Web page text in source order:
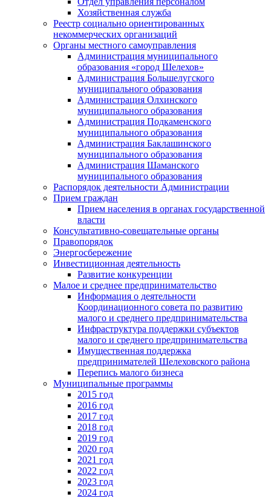
Хозяйственная служба
Реестр социально ориентированных
некоммерческих организаций
Органы местного самоуправления
Администрация муниципального
образования «город Шелехов»
Администрация Большелугского
муниципального образования
Администрация Олхинского
муниципального образования
Администрация Подкаменского
муниципального образования
Администрация Баклашинского
муниципального образования
Администрация Шаманского
муниципального образования
Распорядок деятельности Администрации
Прием граждан
Прием населения в органах государственной
власти
Консультативно-совещательные органы
Правопорядок
Энергосбережение
Инвестиционная деятельность
Развитие конкуренции
Малое и среднее предпринимательство
Информация о деятельности
Координационного совета по развитию
малого и среднего предпринимательства
Инфраструктура поддержки субъектов
малого и среднего предпринимательства
Имущественная поддержка
предпринимателей Шелеховского района
Перепись малого бизнеса
Муниципальные программы
2015 год
2016 год
2017 год
2018 год
2019 год
2020 год
2021 год
2022 год
2023 год
2024 год